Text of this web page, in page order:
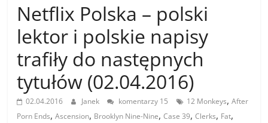
Netflix Polska – polski
lektor i polskie napisy
trafiły do następnych
tytułów (02.04.2016)
02.04.2016 Janek komentarzy 15 12 Monkeys,After
Porn Ends,Ascension, Brooklyn Nine-Nine,Case 39,Clerks, Fat,